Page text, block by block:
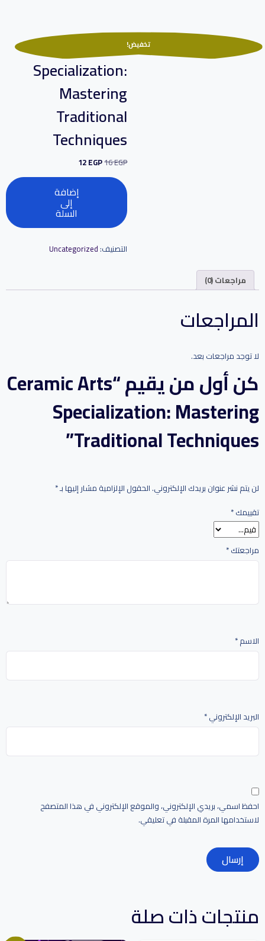
تخفيض!Ceramic Arts
Specialization:
Mastering
Traditional
Techniques
16EGP
12EGP
إضافة
إلى
السلة
التصنيف:Uncategorized
مراجعات (0)
المراجعات
لا توجد مراجعات بعد.
كن أول من يقيم “Ceramic Arts
Specialization: Mastering
Traditional Techniques”
لن يتم نشر عنوان بريدك الإلكتروني.الحقول الإلزامية مشار إليها بـ*
تقييمك*
مراجعتك*
الاسم*
البريد الإلكتروني*
احفظ اسمي، بريدي الإلكتروني، والموقع الإلكتروني في هذا المتصفح
لاستخدامها المرة المقبلة في تعليقي.
منتجات ذات صلة